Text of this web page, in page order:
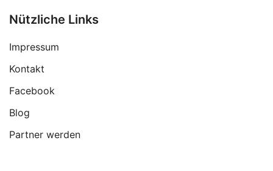
Nützliche Links
Impressum
Kontakt
Facebook
Blog
Partner werden